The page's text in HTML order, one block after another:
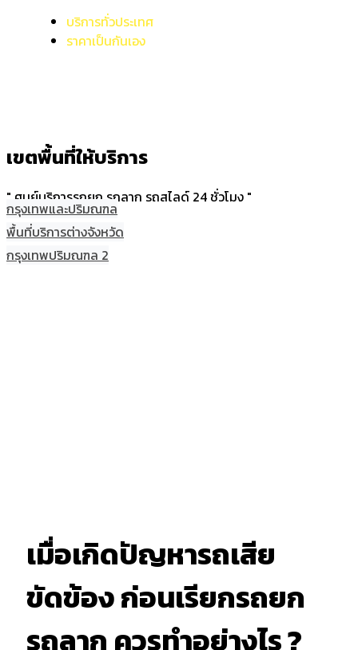
บริการทั่วประเทศ
ราคาเป็นกันเอง
เขตพื้นที่ให้บริการ
" ศูนย์บริการรถยก รถลาก รถสไลด์ 24 ชั่วโมง "
กรุงเทพและปริมณฑล
พื้นที่บริการต่างจังหวัด
กรุงเทพปริมณฑล 2
เมื่อเกิดปัญหารถเสีย
ขัดข้อง ก่อนเรียกรถยก
รถลาก ควรทำอย่างไร ?